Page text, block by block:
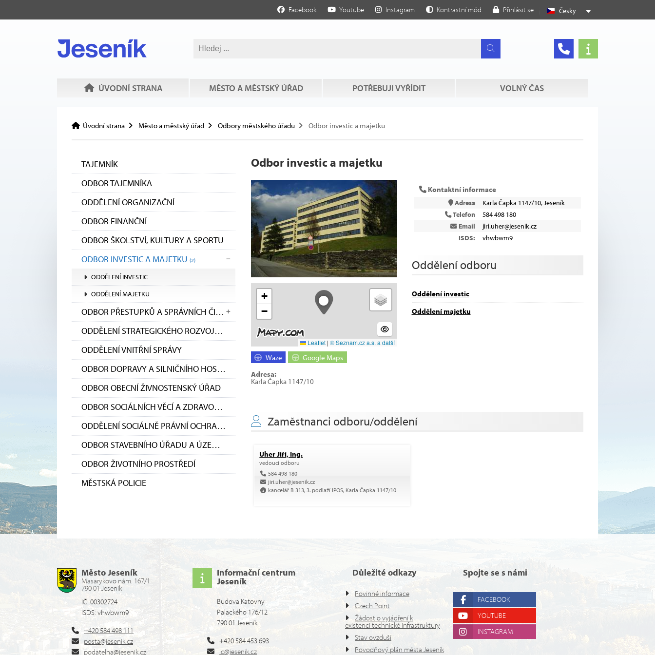
Česky
Facebook Youtube Instagram Kontrastní mód Přihlásit se
ÚVODNÍ STRANA MĚSTO A MĚSTSKÝ ÚŘAD POTŘEBUJI VYŘÍDIT VOLNÝ ČAS
Úvodní strana Město a městský úřad Odbory městského úřadu Odbor investic a majetku
TAJEMNÍK
ODBOR TAJEMNÍKA
ODDĚLENÍ ORGANIZAČNÍ
ODBOR FINANČNÍ
ODBOR ŠKOLSTVÍ, KULTURY A SPORTU
ODBOR INVESTIC A MAJETKU (2)
ODDĚLENÍ INVESTIC
ODDĚLENÍ MAJETKU
ODBOR PŘESTUPKŮ A SPRÁVNÍCH ČINNOSTÍ
ODDĚLENÍ STRATEGICKÉHO ROZVOJE A CESTOVNÍHO RUCHU
ODDĚLENÍ VNITŘNÍ SPRÁVY
ODBOR DOPRAVY A SILNIČNÍHO HOSPODÁŘSTVÍ
ODBOR OBECNÍ ŽIVNOSTENSKÝ ÚŘAD
ODBOR SOCIÁLNÍCH VĚCÍ A ZDRAVOTNICTVÍ
ODDĚLENÍ SOCIÁLNĚ PRÁVNÍ OCHRANY DĚTÍ
ODBOR STAVEBNÍHO ÚŘADU A ÚZEMNÍHO PLÁNOVÁNÍ
ODBOR ŽIVOTNÍHO PROSTŘEDÍ
MĚSTSKÁ POLICIE
Odbor investic a majetku
+
−
Leaflet | © Seznam.cz a.s. a další
Waze
Google Maps
Adresa:
Karla Čapka 1147/10
Kontaktní informace
Adresa
Karla Čapka 1147/10, Jeseník
Telefon
584 498 180
Email
jiri.uher@jesenik.cz
ISDS:
vhwbwm9
Oddělení odboru
Oddělení investic
Oddělení majetku
Zaměstnanci odboru/oddělení
Uher Jiří, Ing.
vedoucí odboru
584 498 180
jiri.uher@jesenik.cz
kancelář B 313, 3. podlaží IPOS, Karla Čapka 1147/10
Město Jeseník
Masarykovo nám. 167/1
790 01 Jeseník
IČ: 00302724
ISDS: vhwbwm9
+420 584 498 111
posta@jesenik.cz
podatelna@jesenik.cz
Informační centrum
Jeseník
Budova Katovny
Palackého 176/12
790 01 Jeseník
+420 584 453 693
ic@jesenik.cz
Důležité odkazy
Povinné informace
Czech Point
Žádost o vyjádření k
existenci technické infrastruktury
Stav ovzduší
Povodňový plán města Jeseník
Spojte se s námi
FACEBOOK
YOUTUBE
INSTAGRAM